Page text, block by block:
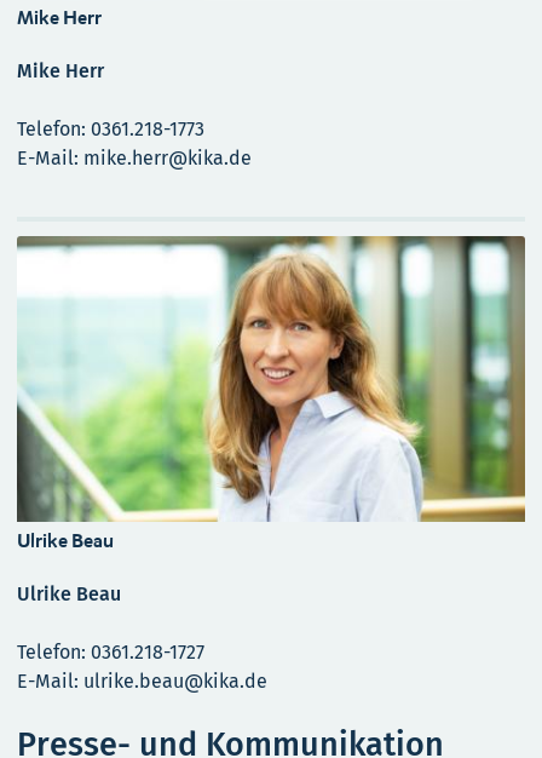
Mike Herr
Mike Herr
Telefon: 0361.218-1773
E-Mail: mike.herr@kika.de
Ulrike Beau
Ulrike Beau
Telefon: 0361.218-1727
E-Mail: ulrike.beau@kika.de
Presse- und Kommunikation